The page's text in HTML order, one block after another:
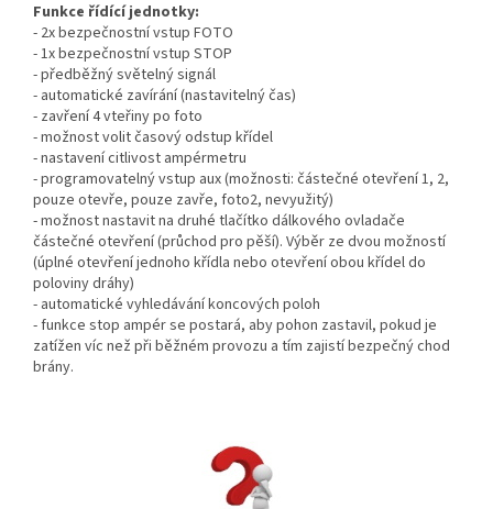
Funkce řídící jednotky:
- 2x bezpečnostní vstup FOTO
- 1x bezpečnostní vstup STOP
- předběžný světelný signál
- automatické zavírání (nastavitelný čas)
- zavření 4 vteřiny po foto
- možnost volit časový odstup křídel
- nastavení citlivost ampérmetru
- programovatelný vstup aux (možnosti: částečné otevření 1, 2,
pouze otevře, pouze zavře, foto2, nevyužitý)
- možnost nastavit na druhé tlačítko dálkového ovladače
částečné otevření (průchod pro pěší). Výběr ze dvou možností
(úplné otevření jednoho křídla nebo otevření obou křídel do
poloviny dráhy)
- automatické vyhledávání koncových poloh
- funkce stop ampér se postará, aby pohon zastavil, pokud je
zatížen víc než při běžném provozu a tím zajistí bezpečný chod
brány.